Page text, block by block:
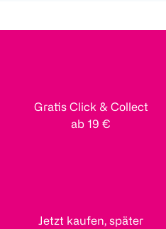
Gratis Click & Collect
ab 19 €
Jetzt kaufen, später